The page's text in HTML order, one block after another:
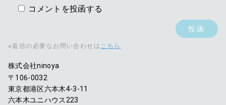
コメントを投函する
※返信の必要なお問い合わせは こちら
株式会社ninoya
〒106-0032
東京都港区六本木4-3-11
六本木ユニハウス223